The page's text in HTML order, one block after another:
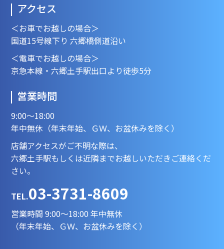
アクセス
＜お車でお越しの場合＞
国道15号線下り 六郷橋側道沿い
＜電車でお越しの場合＞
京急本線・六郷土手駅出口より徒歩5分
営業時間
9:00～18:00
年中無休（年末年始、ＧＷ、お盆休みを除く）
店舗アクセスがご不明な際は、
六郷土手駅もしくは近隣までお越しいただきご連絡くだ
さい。
TEL.03-3731-8609
営業時間 9:00～18:00 年中無休
（年末年始、ＧＷ、お盆休みを除く）